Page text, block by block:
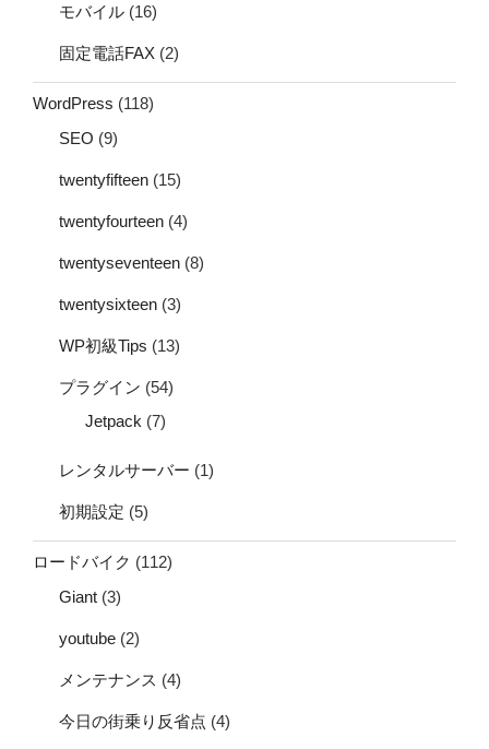
モバイル (16)
固定電話FAX (2)
WordPress (118)
SEO (9)
twentyfifteen (15)
twentyfourteen (4)
twentyseventeen (8)
twentysixteen (3)
WP初級Tips (13)
プラグイン (54)
Jetpack (7)
レンタルサーバー (1)
初期設定 (5)
ロードバイク (112)
Giant (3)
youtube (2)
メンテナンス (4)
今日の街乗り反省点 (4)